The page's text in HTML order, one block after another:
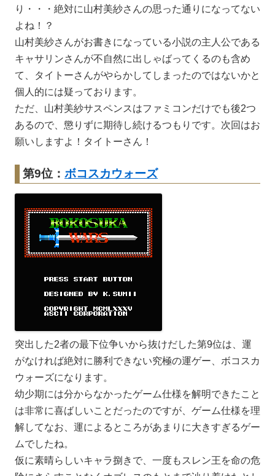
り・・・絶対に山村美紗さんの思った通りになってない
よね！？
山村美紗さんがお書きになっている小説の主人公である
キャサリンさんが不自然に出しゃばってくるのも含め
て、タイトーさんがやらかしてしまったのではないかと
個人的には疑っております。
ただ、山村美紗サスペンスはファミコンだけでも後2つ
あるので、懲りずに期待し続けるつもりです。次回はお
願いしますよ！タイトーさん！
第9位： ボコスカウォーズ
突出した2者の最下位争いから抜けだした第9位は、運
がなければ絶対に勝利できない究極の運ゲー、ボコスカ
ウォーズになります。
幼少期には分からなかったゲーム仕様を解明できたこと
は非常に喜ばしいことだったのですが、ゲーム仕様を理
解してなお、運によるところがあまりに大きすぎるゲー
ムでしたね。
仮に素晴らしいキャラ捌きで、一度もスレン王を命の危